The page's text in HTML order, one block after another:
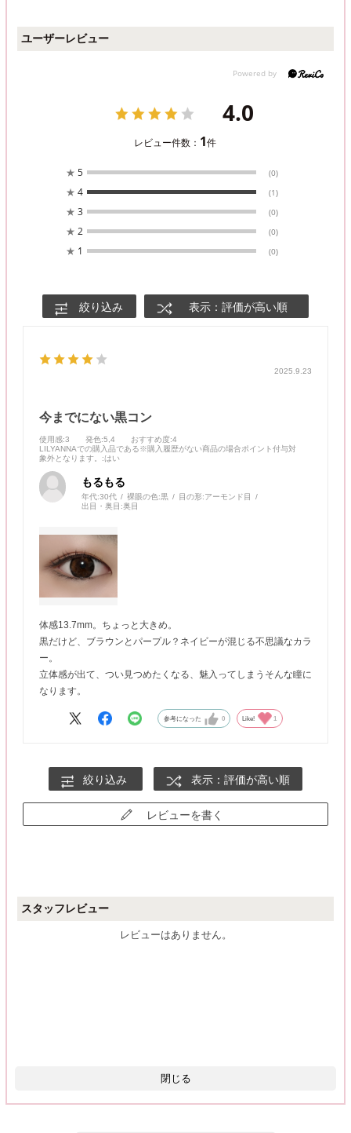
ユーザーレビュー
4.0
レビュー件数： 1件
★ 5 (0)
★ 4 (1)
★ 3 (0)
★ 2 (0)
★ 1 (0)
絞り込み 表示：評価が高い順
2025.9.23
今までにない黒コン
使用感:3 発色:5,4 おすすめ度:4
LILYANNAでの購入品である※購入履歴がない商品の場合ポイント付与対
象外となります。
:はい
もるもる
年代:30代 裸眼の色:黒 目の形:アーモンド目
出目・奥目:奥目
体感13.7mm。ちょっと大きめ。
黒だけど、ブラウンとパープル？ネイビーが混じる不思議なカラ
ー。
立体感が出て、つい見つめたくなる、魅入ってしまうそんな瞳に
なります。
参考になった 0 Like! 1
絞り込み 表示：評価が高い順
レビューを書く
スタッフレビュー
レビューはありません。
閉じる